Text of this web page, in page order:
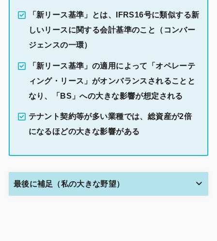
「新リース基準」とは、IFRS16号に類似する新
しいリースに関する会計基準のこと（コンバー
ジェンスの一環）
「新リース基準」の適用によって「オペレーテ
ィング・リース」がオンバランスされることと
なり、「BS」への大きな影響が想定される
テナント契約等が多い業種では、総資産が2倍
になるほどの大きな影響がある
最後に補足（私の大きな野望）